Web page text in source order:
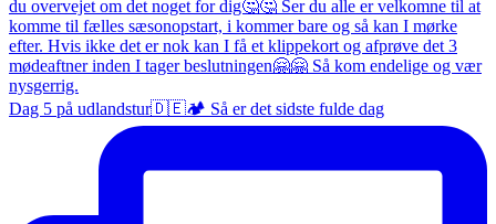
Dag 5 på udlandstur🇩🇪🏕️ Så er det sidste fulde dag